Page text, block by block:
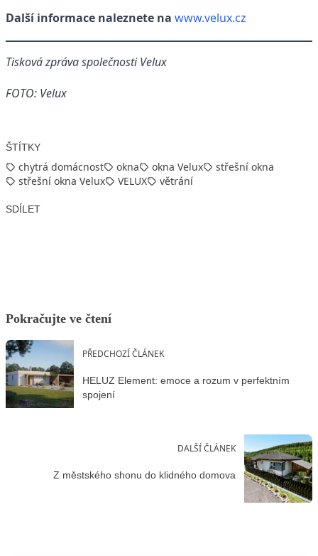
Další informace naleznete na www.velux.cz
Tisková zpráva společnosti Velux
FOTO: Velux
ŠTÍTKY
chytrá domácnost okna okna Velux
střešní okna
střešní okna Velux
VELUX větrání
SDÍLET
Pokračujte ve čtení
PŘEDCHOZÍ ČLÁNEK
HELUZ Element: emoce a rozum v perfektním
spojení
DALŠÍ ČLÁNEK
Z městského shonu do klidného domova